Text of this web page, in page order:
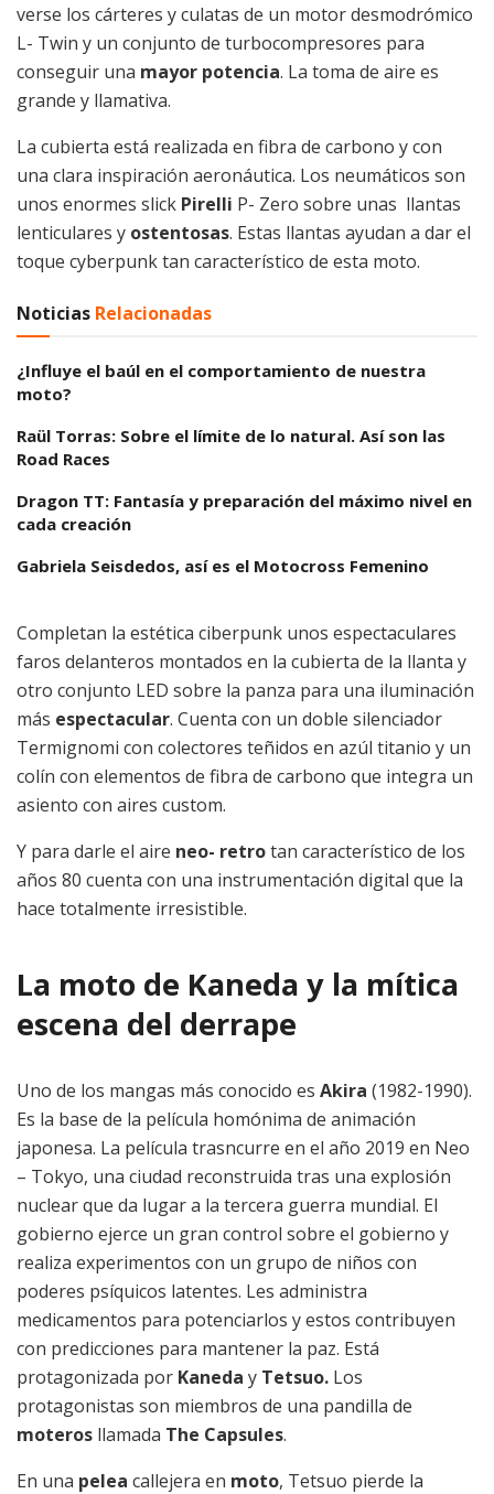
verse los cárteres y culatas de un motor desmodrómico
L- Twin y un conjunto de turbocompresores para
conseguir una mayor potencia. La toma de aire es
grande y llamativa.
La cubierta está realizada en fibra de carbono y con
una clara inspiración aeronáutica. Los neumáticos son
unos enormes slick Pirelli P- Zero sobre unas llantas
lenticulares y ostentosas. Estas llantas ayudan a dar el
toque cyberpunk tan característico de esta moto.
Noticias Relacionadas
¿Influye el baúl en el comportamiento de nuestra
moto?
Raül Torras: Sobre el límite de lo natural. Así son las
Road Races
Dragon TT: Fantasía y preparación del máximo nivel en
cada creación
Gabriela Seisdedos, así es el Motocross Femenino
Completan la estética ciberpunk unos espectaculares
faros delanteros montados en la cubierta de la llanta y
otro conjunto LED sobre la panza para una iluminación
más espectacular. Cuenta con un doble silenciador
Termignomi con colectores teñidos en azúl titanio y un
colín con elementos de fibra de carbono que integra un
asiento con aires custom.
Y para darle el aire neo- retrotan característico de los
años 80 cuenta con una instrumentación digital que la
hace totalmente irresistible.
La moto de Kaneda y la mítica
escena del derrape
Uno de los mangas más conocido es Akira (1982-1990).
Es la base de la película homónima de animación
japonesa. La película trasncurre en el año 2019 en Neo
– Tokyo, una ciudad reconstruida tras una explosión
nuclear que da lugar a la tercera guerra mundial. El
gobierno ejerce un gran control sobre el gobierno y
realiza experimentos con un grupo de niños con
poderes psíquicos latentes. Les administra
medicamentos para potenciarlos y estos contribuyen
con predicciones para mantener la paz. Está
protagonizada por Kaneda y Tetsuo. Los
protagonistas son miembros de una pandilla de
moteros llamada The Capsules.
En una pelea callejera en moto, Tetsuo pierde la